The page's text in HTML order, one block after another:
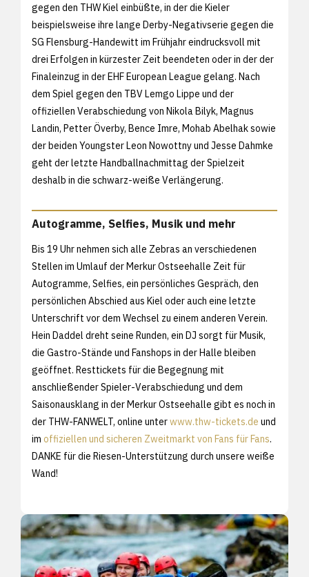
gegen den THW Kiel einbüßte, in der die Kieler
beispielsweise ihre lange Derby-Negativserie gegen die
SG Flensburg-Handewitt im Frühjahr eindrucksvoll mit
drei Erfolgen in kürzester Zeit beendeten oder in der der
Finaleinzug in der EHF European League gelang. Nach
dem Spiel gegen den TBV Lemgo Lippe und der
offiziellen Verabschiedung von Nikola Bilyk, Magnus
Landin, Petter Överby, Bence Imre, Mohab Abelhak sowie
der beiden Youngster Leon Nowottny und Jesse Dahmke
geht der letzte Handballnachmittag der Spielzeit
deshalb in die schwarz-weiße Verlängerung.
Autogramme, Selfies, Musik und mehr
Bis 19 Uhr nehmen sich alle Zebras an verschiedenen
Stellen im Umlauf der Merkur Ostseehalle Zeit für
Autogramme, Selfies, ein persönliches Gespräch, den
persönlichen Abschied aus Kiel oder auch eine letzte
Unterschrift vor dem Wechsel zu einem anderen Verein.
Hein Daddel dreht seine Runden, ein DJ sorgt für Musik,
die Gastro-Stände und Fanshops in der Halle bleiben
geöffnet. Resttickets für die Begegnung mit
anschließender Spieler-Verabschiedung und dem
Saisonausklang in der Merkur Ostseehalle gibt es noch in
der THW-FANWELT, online unterwww.thw-tickets.de und
im offiziellen und sicheren Zweitmarkt von Fans für Fans.
DANKE für die Riesen-Unterstützung durch unsere weiße
Wand!